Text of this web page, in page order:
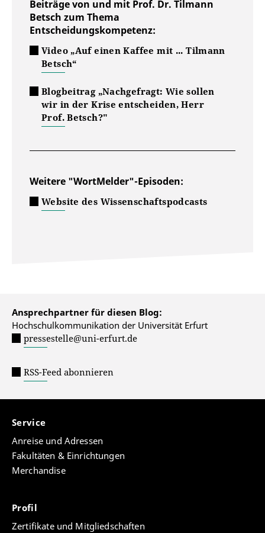
Beiträge von und mit Prof. Dr. Tilmann
Betsch zum Thema
Entscheidungskompetenz:
Video „Auf einen Kaffee mit ... Tilmann
Betsch“
Blogbeitrag „Nachgefragt: Wie sollen
wir in der Krise entscheiden, Herr
Prof. Betsch?"
Weitere "WortMelder"-Episoden:
Website des Wissenschaftspodcasts
Ansprechpartner für diesen Blog:
Hochschulkommunikation der Universität Erfurt
pressestelle@uni-erfurt.de
RSS-Feed abonnieren
Service
Anreise und Adressen
Fakultäten & Einrichtungen
Merchandise
Profil
Zertifikate und Mitgliedschaften